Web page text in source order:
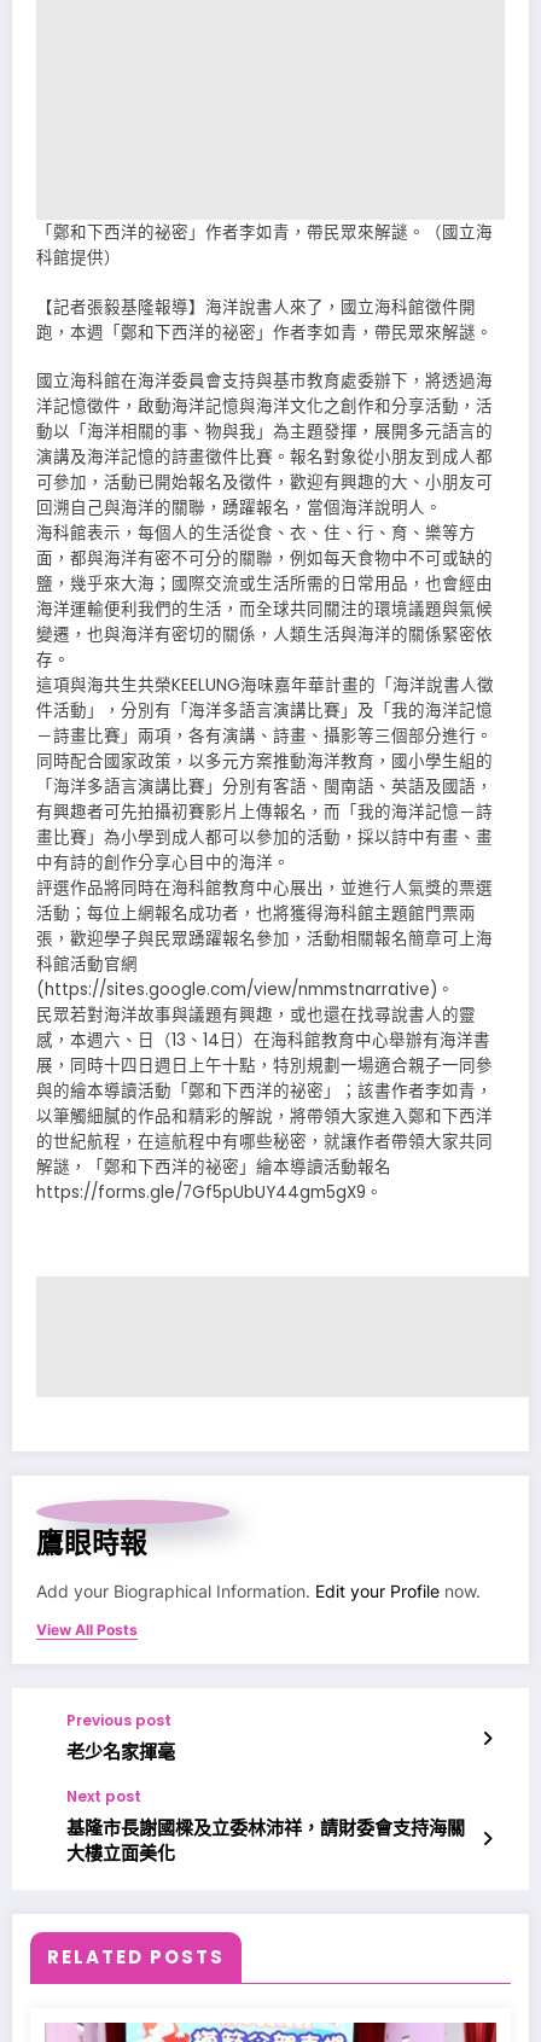
「鄭和下西洋的祕密」作者李如青，帶民眾來解謎。（國立海
科館提供）
【記者張毅基隆報導】海洋說書人來了，國立海科館徵件開
跑，本週「鄭和下西洋的祕密」作者李如青，帶民眾來解謎。
國立海科館在海洋委員會支持與基市教育處委辦下，將透過海
洋記憶徵件，啟動海洋記憶與海洋文化之創作和分享活動，活
動以「海洋相關的事、物與我」為主題發揮，展開多元語言的
演講及海洋記憶的詩畫徵件比賽。報名對象從小朋友到成人都
可參加，活動已開始報名及徵件，歡迎有興趣的大、小朋友可
回溯自己與海洋的關聯，踴躍報名，當個海洋說明人。
海科館表示，每個人的生活從食、衣、住、行、育、樂等方
面，都與海洋有密不可分的關聯，例如每天食物中不可或缺的
鹽，幾乎來大海；國際交流或生活所需的日常用品，也會經由
海洋運輸便利我們的生活，而全球共同關注的環境議題與氣候
變遷，也與海洋有密切的關係，人類生活與海洋的關係緊密依
存。
這項與海共生共榮KEELUNG海味嘉年華計畫的「海洋說書人徵
件活動」，分別有「海洋多語言演講比賽」及「我的海洋記憶
－詩畫比賽」兩項，各有演講、詩畫、攝影等三個部分進行。
同時配合國家政策，以多元方案推動海洋教育，國小學生組的
「海洋多語言演講比賽」分別有客語、閩南語、英語及國語，
有興趣者可先拍攝初賽影片上傳報名，而「我的海洋記憶－詩
畫比賽」為小學到成人都可以參加的活動，採以詩中有畫、畫
中有詩的創作分享心目中的海洋。
評選作品將同時在海科館教育中心展出，並進行人氣獎的票選
活動；每位上網報名成功者，也將獲得海科館主題館門票兩
張，歡迎學子與民眾踴躍報名參加，活動相關報名簡章可上海
科館活動官網
(https://sites.google.com/view/nmmstnarrative)。
民眾若對海洋故事與議題有興趣，或也還在找尋說書人的靈
感，本週六、日（13、14日）在海科館教育中心舉辦有海洋書
展，同時十四日週日上午十點，特別規劃一場適合親子一同參
與的繪本導讀活動「鄭和下西洋的祕密」；該書作者李如青，
以筆觸細膩的作品和精彩的解說，將帶領大家進入鄭和下西洋
的世紀航程，在這航程中有哪些秘密，就讓作者帶領大家共同
解謎，「鄭和下西洋的祕密」繪本導讀活動報名
https://forms.gle/7Gf5pUbUY44gm5gX9。
鷹眼時報
Add your Biographical Information. Edit your Profile now.
View All Posts
Previous post
老少名家揮毫
Next post
基隆市長謝國樑及立委林沛祥，請財委會支持海關
大樓立面美化
RELATED POSTS